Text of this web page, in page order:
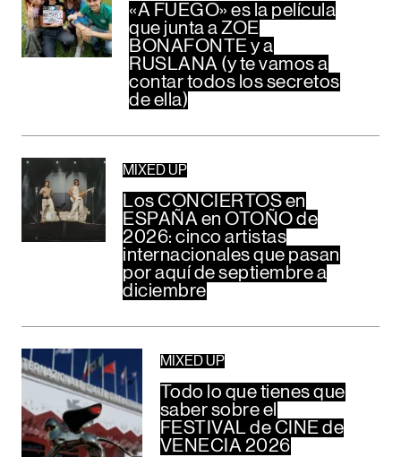
«A FUEGO» es la película
que junta a ZOE
BONAFONTE y a
RUSLANA (y te vamos a
contar todos los secretos
de ella)
MIXED UP
Los CONCIERTOS en
ESPAÑA en OTOÑO de
2026: cinco artistas
internacionales que pasan
por aquí de septiembre a
diciembre
MIXED UP
Todo lo que tienes que
saber sobre el
FESTIVAL de CINE de
VENECIA 2026